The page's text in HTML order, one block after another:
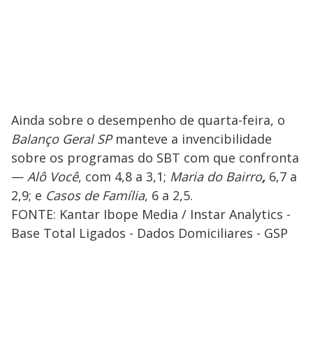
Ainda sobre o desempenho de quarta-feira, o
Balanço Geral SPmanteve a invencibilidade
sobre os programas do SBT com que confronta
— Alô Você, com 4,8 a 3,1; Maria do Bairro, 6,7 a
2,9; e Casos de Família, 6 a 2,5.
FONTE: Kantar Ibope Media / Instar Analytics -
Base Total Ligados - Dados Domiciliares - GSP